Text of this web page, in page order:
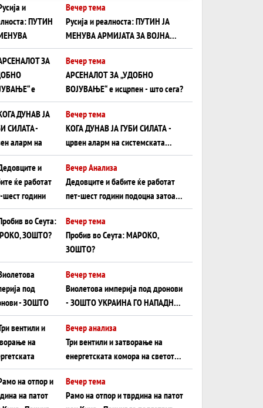
Вечер тема
Русија и реалноста: ПУТИН ЈА
МЕНУВА АРМИЈАТА ЗА ВОЈНА
ШТО ОСТАНУВА БЕЗ ФРОНТ
Вечер тема
АРСЕНАЛОТ ЗА „УДОБНО
ВОЈУВАЊЕ“ е исцрпен - што сега?
Вечер тема
КОГА ДУНАВ ЈА ГУБИ СИЛАТА -
црвен аларм на системската
плоча од јужна Германија до
Црното Море...
Вечер Анализа
Дедовците и бабите ќе работат
пет-шест години подоцна затоа
што НЕМААТ ВНУЦИ ДА ГИ
ЗАМЕНАТ
Вечер тема
Пробив во Сеута: МАРОКО,
ЗОШТО?
Вечер тема
Виолетова империја под дронови
- ЗОШТО УКРАИНА ГО НАПАДНА
РУСКИОТ WILDBERRIES
Вечер анализа
Три вентили и затворање на
енергетската комора на светот:
Нападот во Суец најавува
глобален енергетски инфаркт?
Вечер тема
Рамо на отпор и тврдина на патот